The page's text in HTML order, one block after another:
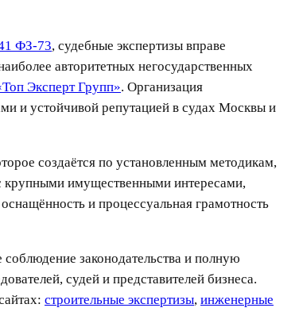
ФЗ-73, судебные экспертизы вправе
авторитетных негосударственных
Эксперт Групп». Организация
и устойчивой репутацией в судах Москвы и
создаётся по установленным методикам,
крупными имущественными интересами,
и процессуальная грамотность
законодательства и полную
судей и представителей бизнеса.
строительные экспертизы, инженерные